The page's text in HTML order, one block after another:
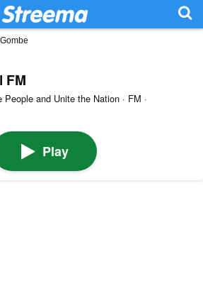
Gombe
FM
People and Unite the Nation · FM ·
Play